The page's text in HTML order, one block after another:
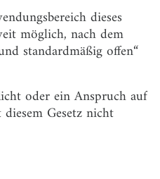
Daten
Datennutzung;
dieses
möglich, nach dem
standardmäßig offen“
oder ein Anspruch auf
Gesetz nicht